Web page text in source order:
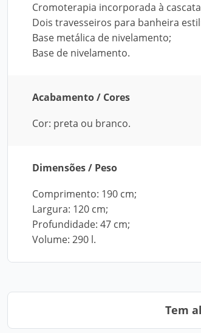
Cromoterapia incorporada à
Dois travesseiros para banheira
Base metálica de nivelamento;
Base de nivelamento.
Acabamento / Cores
Cor: preta ou branco.
Dimensões / Peso
Comprimento: 190 cm;
Largura: 120 cm;
Profundidade: 47 cm;
Volume: 290 l.
Tem